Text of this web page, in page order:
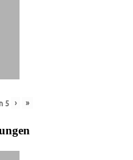
5 › »